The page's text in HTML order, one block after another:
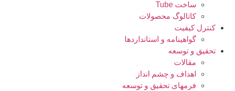
ساخت Tube
کاتالوگ محصولات
کنترل کیفیت
گواهينامه و استانداردها
تحقيق و توسعه
مقالات
اهداف و چشم انداز
فرمهای تحقیق و توسعه